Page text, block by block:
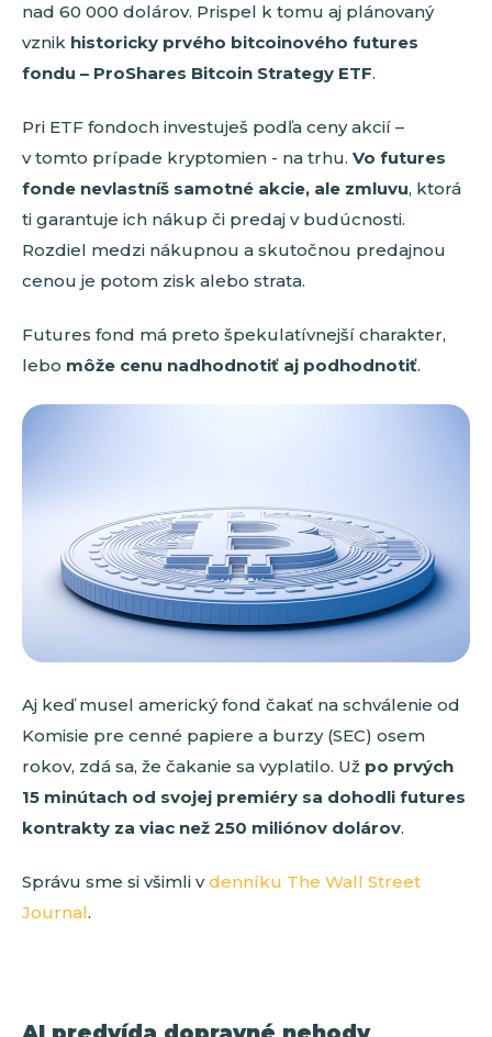
nad 60 000 dolárov. Prispel k tomu aj plánovaný
vznik historicky prvého bitcoinového futures
fondu – ProShares Bitcoin Strategy ETF.
Pri ETF fondoch investuješ podľa ceny akcií –
v tomto prípade kryptomien - na trhu. Vo futures
fonde nevlastníš samotné akcie, ale zmluvu, ktorá
ti garantuje ich nákup či predaj v budúcnosti.
Rozdiel medzi nákupnou a skutočnou predajnou
cenou je potom zisk alebo strata.
Futures fond má preto špekulatívnejší charakter,
lebo môže cenu nadhodnotiť aj podhodnotiť.
Aj keď musel americký fond čakať na schválenie od
Komisie pre cenné papiere a burzy (SEC) osem
rokov, zdá sa, že čakanie sa vyplatilo. Už po prvých
15 minútach od svojej premiéry sa dohodli futures
kontrakty za viac než 250 miliónov dolárov.
Správu sme si všimli vdenníku The Wall Street
Journal.